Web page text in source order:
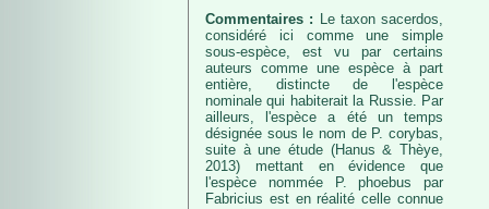
Commentaires : Le taxon sacerdos,
considéré ici comme une simple
sous-espèce, est vu par certains
auteurs comme une espèce à part
entière, distincte de l'espèce
nominale qui habiterait la Russie. Par
ailleurs, l'espèce a été un temps
désignée sous le nom de P. corybas,
suite à une étude (Hanus & Thèye,
2013) mettant en évidence que
l'espèce nommée P. phoebus par
Fabricius est en réalité celle connue